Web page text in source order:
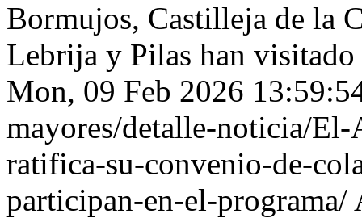
Bormujos, Castilleja de la
Lebrija y Pilas han
Mon, 09 Feb 2026
mayores/detalle-noticia/
ratifica-su-convenio-de-
participan-en-el-programa/